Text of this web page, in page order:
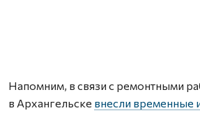
Напомним, в связи с ремонтными
в Архангельске внесли временные